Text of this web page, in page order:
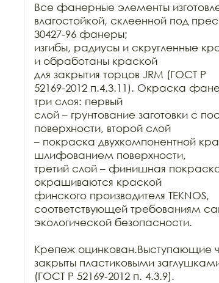
Все фанерные элементы
влагостойкой, склеенной под
30427-96 фанеры;
изгибы, радиусы и скругленные
и обработаны краской
для закрытия торцов JRM (ГОСТ Р
52169-2012 п.4.3.11). Окраска
три слоя: первый
слой – грунтование заготовки с
поверхности, второй слой
– покраска двухкомпонентной
шлифованием поверхности,
третий слой – финишная
окрашиваются краской
финского производителя TEKNOS,
соответствующей требованиям
экологической безопасности.
Крепеж оцинкован.Выступающие
закрыты пластиковыми
(ГОСТ Р 52169-2012 п. 4.3.9).